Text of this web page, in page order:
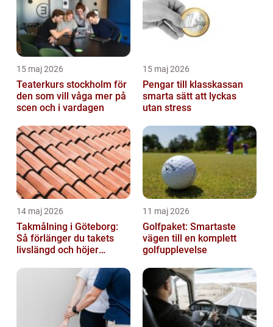
15 maj 2026
Teaterkurs stockholm för
den som vill våga mer på
scen och i vardagen
15 maj 2026
Pengar till klasskassan
smarta sätt att lyckas
utan stress
14 maj 2026
Takmålning i Göteborg:
Så förlänger du takets
livslängd och höjer
11 maj 2026
Golfpaket: Smartaste
vägen till en komplett
golfupplevelse